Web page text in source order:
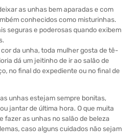
as unhas bem aparadas e com
conhecidos como misturinhas.
seguras e poderosas quando exibem
da unha, toda mulher gosta de tê-
dá um jeitinho de ir ao salão de
no final do expediente ou no final de
unhas estejam sempre bonitas,
jantar de última hora. O que muita
fazer as unhas no salão de beleza
caso alguns cuidados não sejam